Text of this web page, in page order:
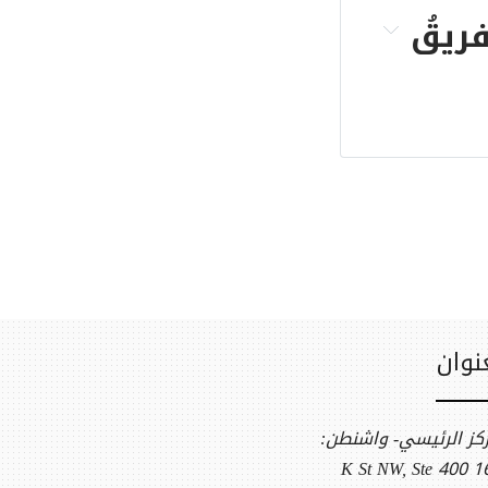
توثيق الحرب السورية أمام القضاء: تحليلٌ يُقارن
استعراض للقضايا المتعلقة بسوريا وفقاً لمبدأ الولاية
الرئيسي- واشنطن: